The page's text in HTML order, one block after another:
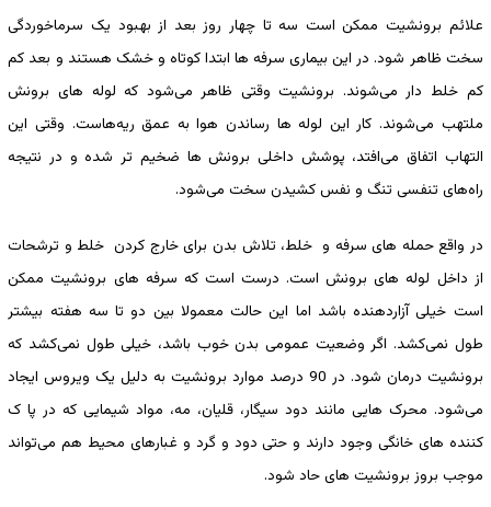
علائم برونشیت ممکن است سه تا چهار روز بعد از بهبود یک سرماخوردگی
سخت ظاهر شود. در این بیماری سرفه ها ابتدا کوتاه و خشک هستند و بعد کم
کم خلط دار می‌شوند. برونشیت وقتی ظاهر می‌شود که لوله های برونش
ملتهب می‌شوند. کار این لوله ها رساندن هوا به عمق ریه‌هاست. وقتی این
التهاب اتفاق می‌افتد، پوشش داخلی برونش ها ضخیم تر شده و در نتیجه
راه‌های تنفسی تنگ و نفس کشیدن سخت می‌شود.
در واقع حمله های سرفه و خلط، تلاش بدن برای خارج کردن خلط و ترشحات
از داخل لوله های برونش است. درست است که سرفه های برونشیت ممکن
است خیلی آزاردهنده باشد اما این حالت معمولا بین دو تا سه هفته بیشتر
طول نمی‌کشد. اگر وضعیت عمومی بدن خوب باشد، خیلی طول نمی‌کشد که
برونشیت درمان شود. در 90 درصد موارد برونشیت به دلیل یک ویروس ایجاد
می‌شود. محرک هایی مانند دود سیگار، قلیان، مه، مواد شیمایی که در پا ک
کننده های خانگی وجود دارند و حتی دود و گرد و غبارهای محیط هم می‌تواند
موجب بروز برونشیت های حاد شود.